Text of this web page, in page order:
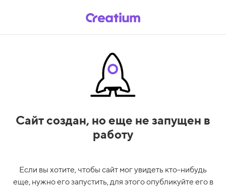
Сайт создан, но еще не запущен в
работу
Если вы хотите, чтобы сайт мог увидеть кто-нибудь
еще, нужно его запустить, для этого опубликуйте его в